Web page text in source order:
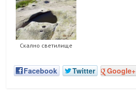
Скално светилище
Facebook Twitter Google+